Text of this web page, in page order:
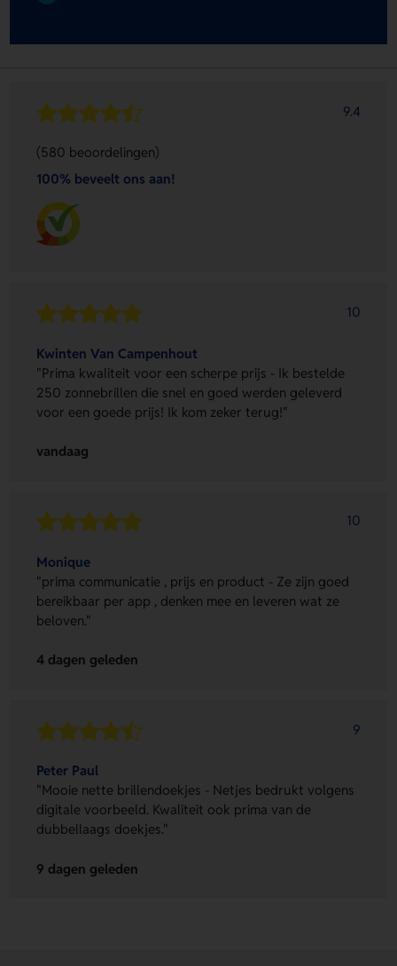
9.4
(580 beoordelingen)
100% beveelt ons aan!
10
Kwinten Van Campenhout
"Prima kwaliteit voor een scherpe prijs - Ik bestelde
250 zonnebrillen die snel en goed werden geleverd
voor een goede prijs! Ik kom zeker terug!"
vandaag
10
Monique
"prima communicatie , prijs en product - Ze zijn goed
bereikbaar per app , denken mee en leveren wat ze
beloven."
4 dagen geleden
9
Peter Paul
"Mooie nette brillendoekjes - Netjes bedrukt volgens
digitale voorbeeld. Kwaliteit ook prima van de
dubbellaags doekjes."
9 dagen geleden